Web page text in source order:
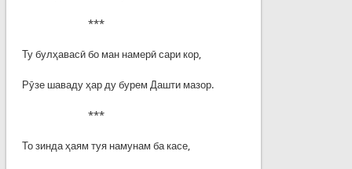
***
Ту булҳавасӣ бо ман намерӣ сари кор,
Рӯзе шаваду ҳар ду бурем Дашти мазор.
***
То зинда ҳаям туя намунам ба касе,